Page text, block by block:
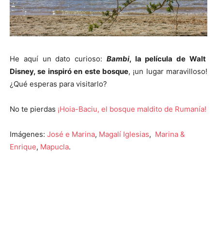
He aquí un dato curioso: Bambi, la película de Walt
Disney, se inspiró en este bosque, ¡un lugar maravilloso!
¿Qué esperas para visitarlo?
No te pierdas ¡Hoia-Baciu, el bosque maldito de Rumanía!
Imágenes: José e Marina, Magalí Iglesias, Marina &
Enrique, Mapucla.